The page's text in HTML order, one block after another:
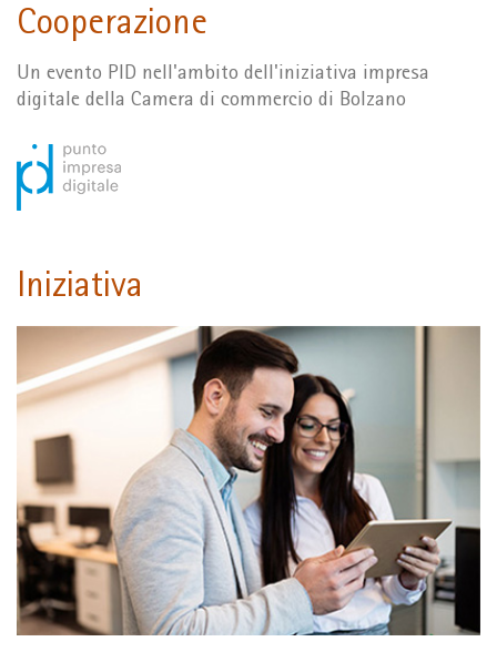
Cooperazione
Un evento PID nell'ambito dell'iniziativa impresa
digitale della Camera di commercio di Bolzano
Iniziativa